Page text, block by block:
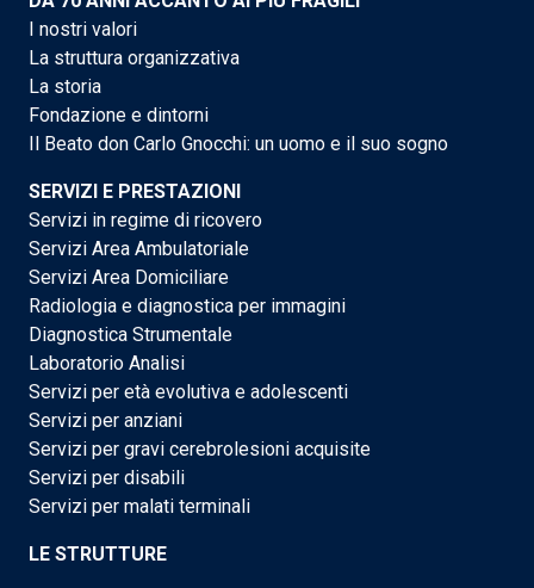
I nostri valori
La struttura organizzativa
La storia
Fondazione e dintorni
Il Beato don Carlo Gnocchi: un uomo e il suo sogno
SERVIZI E PRESTAZIONI
Servizi in regime di ricovero
Servizi Area Ambulatoriale
Servizi Area Domiciliare
Radiologia e diagnostica per immagini
Diagnostica Strumentale
Laboratorio Analisi
Servizi per età evolutiva e adolescenti
Servizi per anziani
Servizi per gravi cerebrolesioni acquisite
Servizi per disabili
Servizi per malati terminali
LE STRUTTURE